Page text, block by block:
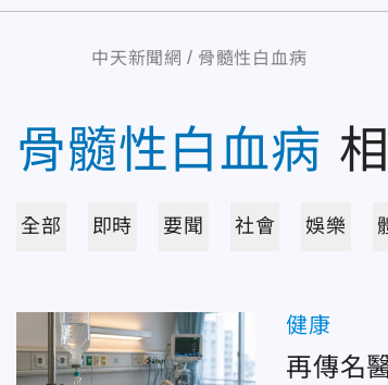
中天新聞網 骨髓性白血病
骨髓性白血病
全部 即時 要聞 社會 娛樂
健康
再傳名